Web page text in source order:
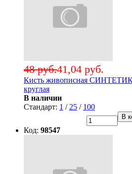
41,04 руб.
48 руб.
Кисть живописная
круглая
В наличии
Стандарт: 1 / 25 / 100
В
Код: 98547